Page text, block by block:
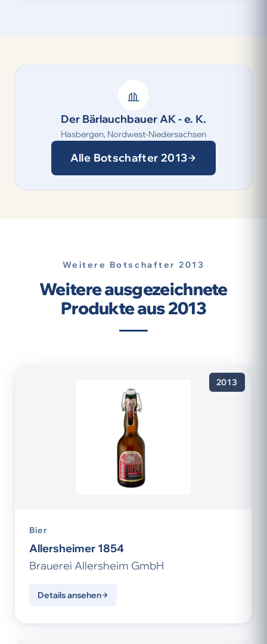
Der Bärlauchbauer AK - e. K.
Hasbergen, Nordwest-Niedersachsen
Alle Botschafter 2013
Weitere Botschafter 2013
Weitere ausgezeichnete
Produkte aus 2013
2013
Bier
Allersheimer 1854
Brauerei Allersheim GmbH
Details ansehen